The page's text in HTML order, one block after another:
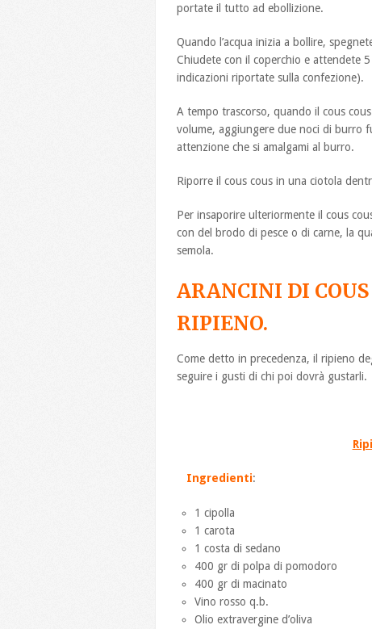
portate il tutto ad ebollizione.
Quando l’acqua inizia a bollire,
Chiudete con il coperchio e attendete
indicazioni riportate sulla confezione).
A tempo trascorso, quando il cous
volume, aggiungere due noci di burro
attenzione che si amalgami al burro.
Riporre il cous cous in una ciotola
Per insaporire ulteriormente il cous
con del brodo di pesce o di carne, la
semola.
ARANCINI DI
RIPIENO.
Come detto in precedenza, il ripieno
seguire i gusti di chi poi dovrà gustarli.
Ingredienti:
1 cipolla
1 carota
1 costa di sedano
400 gr di polpa di pomodoro
400 gr di macinato
Vino rosso q.b.
Olio extravergine d’oliva